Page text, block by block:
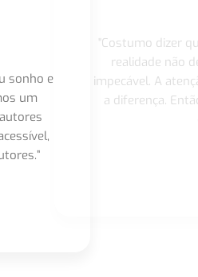
sonho e
um
"Costumo dizer
realidade não
impecável. A
a diferença.